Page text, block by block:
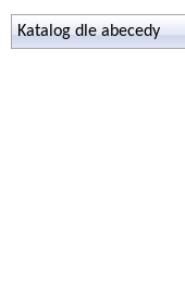
Katalog dle abecedy